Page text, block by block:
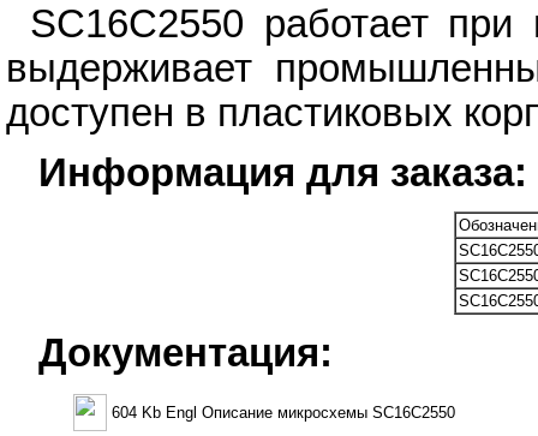
SC16C2550 работает
выдерживает
доступен в пластиковых
Информация для заказа:
Документация:
604 Kb Engl Описание микросхемы SC16C2550